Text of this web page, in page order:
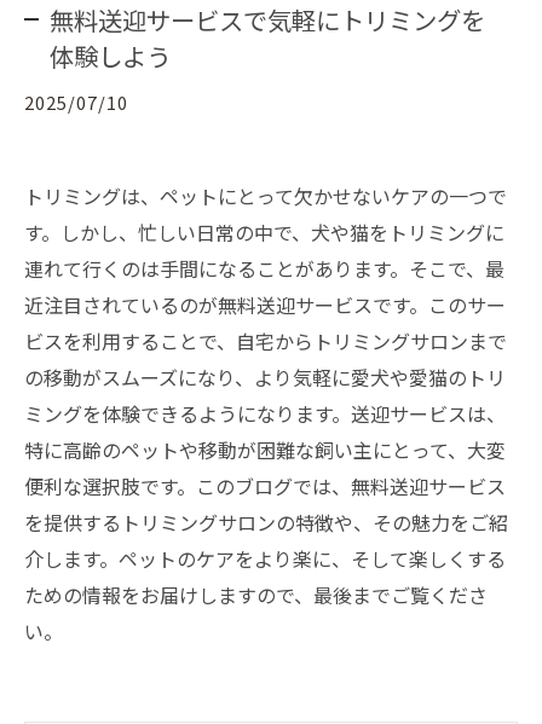
無料送迎サービスで気軽にトリミングを
体験しよう
2025/07/10
トリミングは、ペットにとって欠かせないケアの一つで
す。しかし、忙しい日常の中で、犬や猫をトリミングに
連れて行くのは手間になることがあります。そこで、最
近注目されているのが無料送迎サービスです。このサー
ビスを利用することで、自宅からトリミングサロンまで
の移動がスムーズになり、より気軽に愛犬や愛猫のトリ
ミングを体験できるようになります。送迎サービスは、
特に高齢のペットや移動が困難な飼い主にとって、大変
便利な選択肢です。このブログでは、無料送迎サービス
を提供するトリミングサロンの特徴や、その魅力をご紹
介します。ペットのケアをより楽に、そして楽しくする
ための情報をお届けしますので、最後までご覧くださ
い。